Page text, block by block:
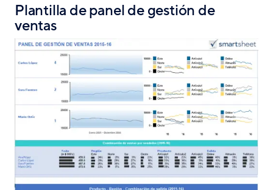
Plantilla de panel de gestión de
ventas